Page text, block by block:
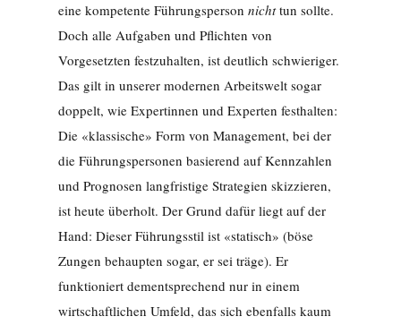
eine kompetente Führungsperson nichttun sollte.
Doch alle Aufgaben und Pflichten von
Vorgesetzten festzuhalten, ist deutlich schwieriger.
Das gilt in unserer modernen Arbeitswelt sogar
doppelt, wie Expertinnen und Experten festhalten:
Die «klassische» Form von Management, bei der
die Führungspersonen basierend auf Kennzahlen
und Prognosen langfristige Strategien skizzieren,
ist heute überholt. Der Grund dafür liegt auf der
Hand: Dieser Führungsstil ist «statisch» (böse
Zungen behaupten sogar, er sei träge). Er
funktioniert dementsprechend nur in einem
wirtschaftlichen Umfeld, das sich ebenfalls kaum